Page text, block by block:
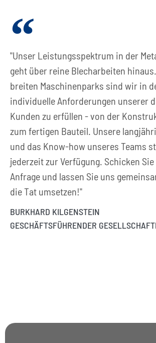
"Unser Leistungsspektrum in der
geht über reine Blecharbeiten
breiten Maschinenparks sind wir in
individuelle Anforderungen unserer
Kunden zu erfüllen - von der
zum fertigen Bauteil. Unsere
und das Know-how unseres Teams
jederzeit zur Verfügung. Schicken
Anfrage und lassen Sie uns
die Tat umsetzen!"
BURKHARD KILGENSTEIN
GESCHÄFTSFÜHRENDER